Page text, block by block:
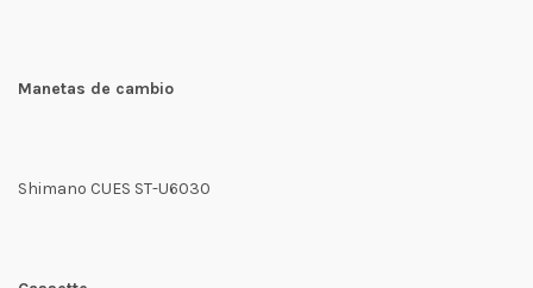
Manetas de cambio
Shimano CUES ST-U6030